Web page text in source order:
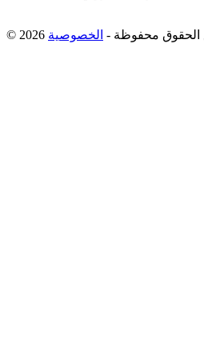
الحقوق محفوظة - الخصوصية